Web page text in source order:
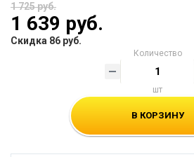
1 725 руб.
1 639 руб.
Скидка 86 руб.
Количество
шт
В КОРЗИНУ